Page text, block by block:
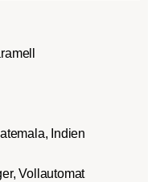
vollem
und
Indien
Vollautomat